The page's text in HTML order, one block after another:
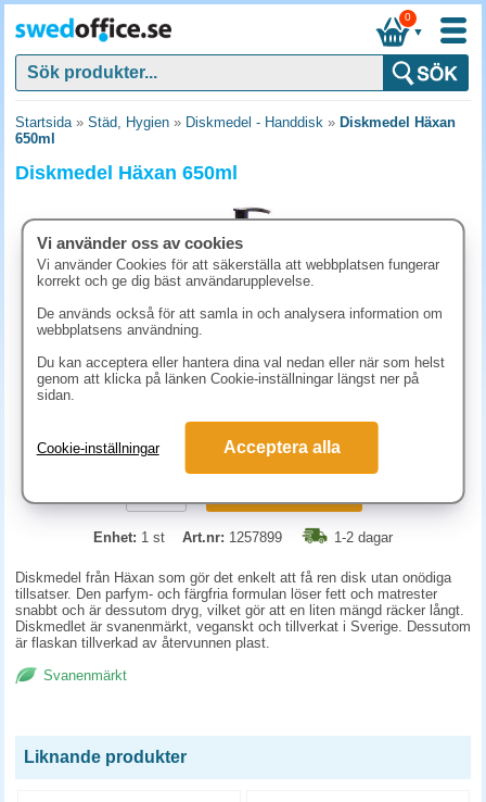
▼
0
Startsida» Städ, Hygien » Diskmedel - Handdisk » Diskmedel Häxan
650ml
Diskmedel Häxan 650ml
66.30 kr (inkl. moms)
Enhet: 1 st Art.nr: 1257899 1-2 dagar
Diskmedel från Häxan som gör det enkelt att få ren disk utan onödiga
tillsatser. Den parfym- och färgfria formulan löser fett och matrester
snabbt och är dessutom dryg, vilket gör att en liten mängd räcker långt.
Diskmedlet är svanenmärkt, veganskt och tillverkat i Sverige. Dessutom
är flaskan tillverkad av återvunnen plast.
Svanenmärkt
Liknande produkter
Vi använder oss av cookies
Vi använder Cookies för att säkerställa att webbplatsen fungerar
korrekt och ge dig bäst användarupplevelse.
De används också för att samla in och analysera information om
webbplatsens användning.
Du kan acceptera eller hantera dina val nedan eller när som helst
genom att klicka på länken Cookie-inställningar längst ner på
sidan.
Cookie-inställningar Acceptera alla